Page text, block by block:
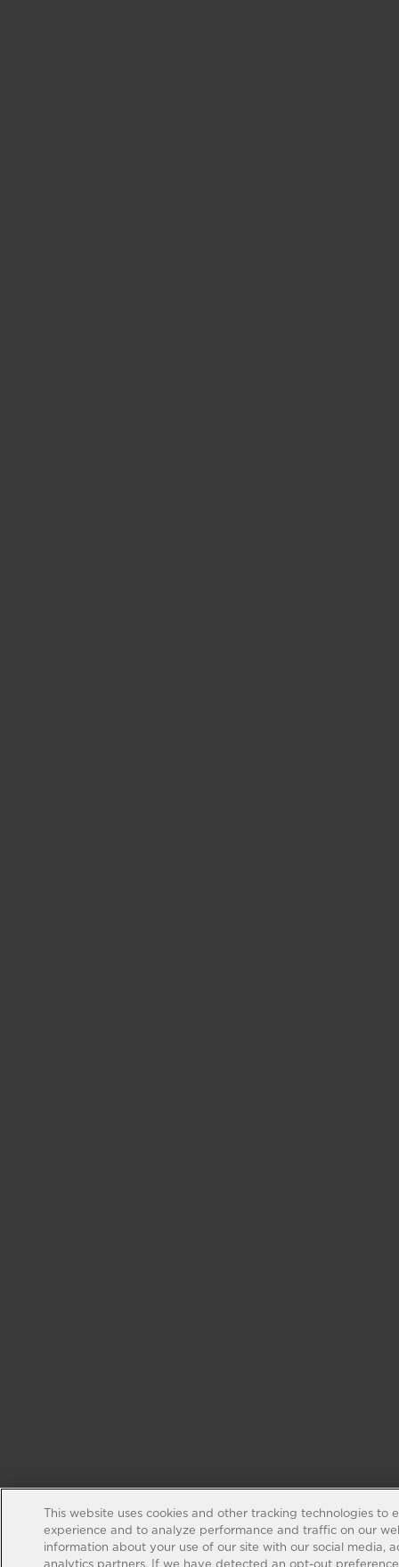
This website uses cookies and other tracking technologies to
experience and to analyze performance and traffic on our
information about your use of our site with our social media,